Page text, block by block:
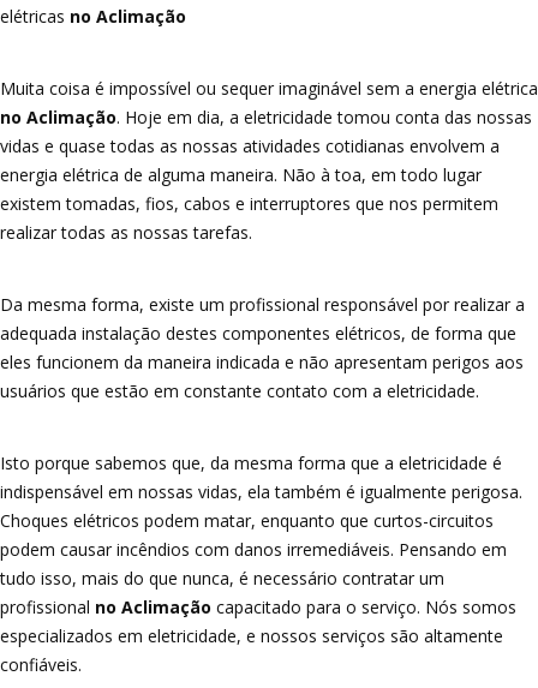
elétricas no Aclimação
Muita coisa é impossível ou sequer imaginável sem a energia elétrica
no Aclimação. Hoje em dia, a eletricidade tomou conta das nossas
vidas e quase todas as nossas atividades cotidianas envolvem a
energia elétrica de alguma maneira. Não à toa, em todo lugar
existem tomadas, fios, cabos e interruptores que nos permitem
realizar todas as nossas tarefas.
Da mesma forma, existe um profissional responsável por realizar a
adequada instalação destes componentes elétricos, de forma que
eles funcionem da maneira indicada e não apresentam perigos aos
usuários que estão em constante contato com a eletricidade.
Isto porque sabemos que, da mesma forma que a eletricidade é
indispensável em nossas vidas, ela também é igualmente perigosa.
Choques elétricos podem matar, enquanto que curtos-circuitos
podem causar incêndios com danos irremediáveis. Pensando em
tudo isso, mais do que nunca, é necessário contratar um
profissional no Aclimação capacitado para o serviço. Nós somos
especializados em eletricidade, e nossos serviços são altamente
confiáveis.